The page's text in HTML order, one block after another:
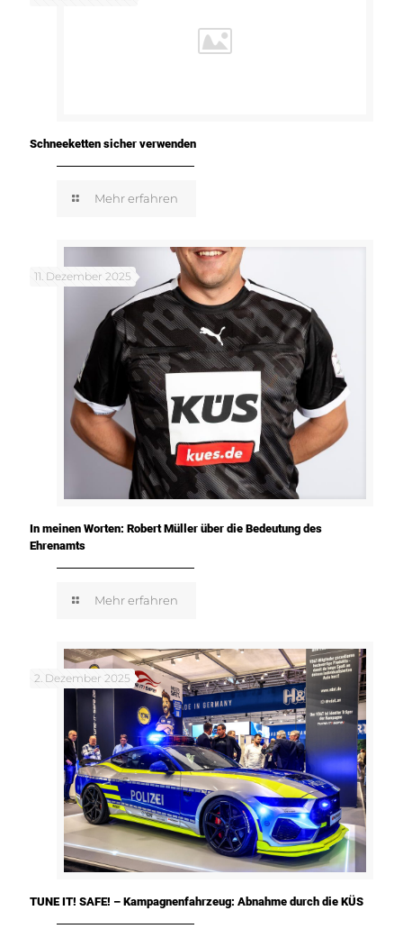
Schneeketten sicher verwenden
Mehr erfahren
11. Dezember 2025
In meinen Worten: Robert Müller über die Bedeutung des
Ehrenamts
Mehr erfahren
2. Dezember 2025
TUNE IT! SAFE! – Kampagnenfahrzeug: Abnahme durch die KÜS